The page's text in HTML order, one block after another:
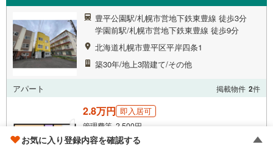
豊平公園駅/札幌市営地下鉄東豊線 徒歩3分
学園前駅/札幌市営地下鉄東豊線 徒歩9分
北海道札幌市豊平区平岸四条1
築30年/地上3階建て/その他
アパート 掲載物件 2件
2.8万円 即入居可
管理費等 2,500円
敷 なし 礼 なし
お気に入り登録内容を確認する